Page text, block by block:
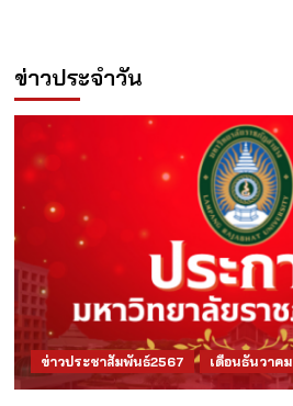
ข่าวประจำวัน
ข่าวประชาสัมพันธ์2567 เดือนธันวาคม